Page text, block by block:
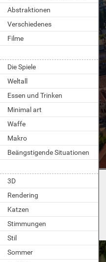
Abstraktionen
Verschiedenes
Filme
Die Spiele
Weltall
Essen und Trinken
Minimal art
Waffe
Makro
Beängstigende Situationen
3D
Rendering
Katzen
Stimmungen
Stil
Sommer